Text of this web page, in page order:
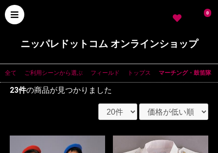
0
ニッパレドットコム オンラインショップ
全て ご利用シーンから選ぶ フィールド トップス マーチング・鼓笛隊
23件の商品が見つかりました